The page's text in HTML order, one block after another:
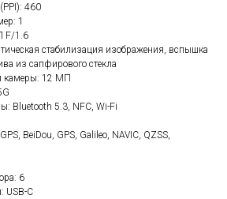
460
1
F/1.6
стабилизация изображения, вспышка
из сапфирового стекла
камеры: 12 МП
Bluetooth 5.3, NFC, Wi-Fi
BeiDou, GPS, Galileo, NAVIC, QZSS,
6
USB-C